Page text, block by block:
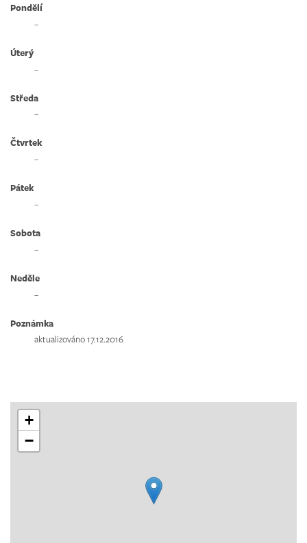
Pondělí
–
Úterý
–
Středa
–
Čtvrtek
–
Pátek
–
Sobota
–
Neděle
–
Poznámka
aktualizováno 17.12.2016
+
−